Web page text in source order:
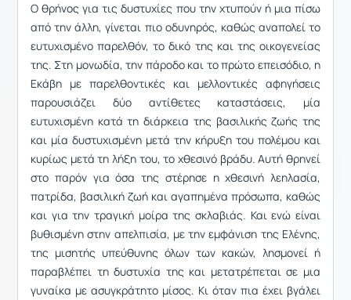
Ο θρήνος για τις δυστυχίες που την χτυπούν ή μια πίσω
από την άλλη, γίνεται πιο οδυνηρός, καθώς αναπολεί το
ευτυχισμένο παρελθόν, το δικό της και της οικογενείας
της. Στη μονωδία, την πάροδο και το πρώτο επεισόδιο, η
Εκάβη με παρελθοντικές και μελλοντικές αφηγήσεις
παρουσιάζει δύο αντίθετες καταστάσεις, μία
ευτυχισμένη κατά τη διάρκεια της βασιλικής ζωής της
και μία δυστυχισμένη μετά την κήρυξη του πολέμου και
κυρίως μετά τη λήξη του, το χθεσινό βράδυ. Αυτή θρηνεί
στο παρόν για όσα της στέρησε η χθεσινή λεηλασία,
πατρίδα, βασιλική ζωή και αγαπημένα πρόσωπα, καθώς
και για την τραγική μοίρα της σκλαβιάς. Και ενώ είναι
βυθισμένη στην απελπισία, με την εμφάνιση της Ελένης,
της μισητής υπεύθυνης όλων των κακών, λησμονεί ή
παραβλέπει τη δυστυχία της και μετατρέπεται σε μια
γυναίκα με ασυγκράτητο μίσος. Κι όταν πια έχει βγάλει